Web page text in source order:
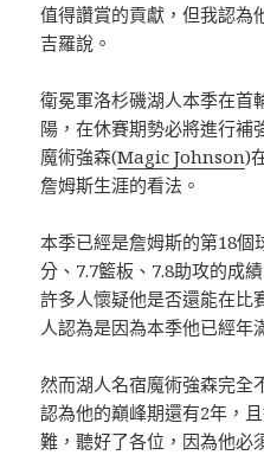
值得讚賞的貢獻，但我認為
吉羅說。
衛冕軍洛杉磯湖人本季在首
陽，在休賽期勢必將進行補
魔術強森(Magic Johnson)
詹姆斯生涯的看法。
本季已經是詹姆斯的第18個
分、7.7籃板、7.8助攻的成
許多人懷疑他是否還能在比
人認為是因為本季他已經年
然而湖人名宿魔術強森完全
認為他的巔峰期還有2年，
難，聽好了各位，因為他必